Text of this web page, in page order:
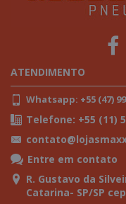
ATENDIMENTO
Whatsapp: +55 (47)
Telefone: +55 (11)
Entre em contato
R. Gustavo da
Catarina- SP/SP